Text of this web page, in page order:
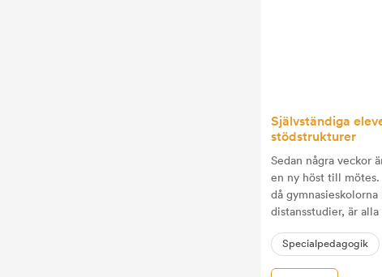
Självständiga
stödstrukturer
Sedan några veckor
en ny höst till
då
distansstudier, är
skolform till en annan.
Specialpedagogik